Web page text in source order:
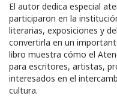
El autor dedica especial
participaron en la
literarias, exposiciones y
convertirla en un
libro muestra cómo el
para escritores, artistas,
interesados en el
cultura.